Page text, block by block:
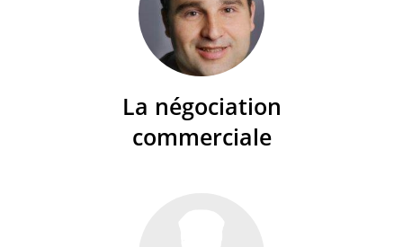
La négociation
commerciale